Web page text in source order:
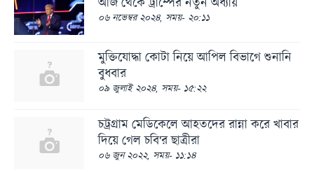
আজ থেকে ট্রাম্পের নতুন অধ্যায়
০৬ নভেম্বর ২০২৪, সময়- ২০:১১
মুক্তিযোদ্ধা কোটা নিয়ে আপিল বিভাগে শুনানি
বুধবার
০৯ জুলাই ২০২৪, সময়- ১৫:২২
চট্রগ্রাম মেডিকেলে আহতদের রান্না করে খাবার
দিয়ে গেল চবি'র ছাত্রীরা
০৬ জুন ২০২২, সময়- ১১:১৪